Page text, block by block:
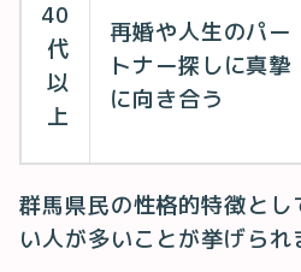
40
代
以
上
再婚や人生のパー
トナー探しに真摯
に向き合う
群馬県民の性格的特徴と
い人が多いことが挙げられ